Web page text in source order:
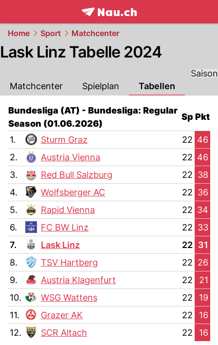
frontpage.NAU.ch
Home Sport Matchcenter
Lask Linz Tabelle 2024
Saison
Matchcenter
Spielplan Tabellen
Bundesliga (AT) - Bundesliga: Regular
Season (01.06.2026)
Sp Pkt
1. Sturm Graz 22 46
2.
Austria Vienna 22 46
3.
Red Bull Salzburg 22 38
4.
Wolfsberger AC 22 36
5.
Rapid Vienna 22 34
6.
FC BW Linz 22 33
7.
Lask Linz 22 31
8.
TSV Hartberg 22 26
9.
Austria Klagenfurt 22
21
10.
WSG Wattens 22
19
11.
Grazer AK 22
16
12.
SCR Altach 22 16